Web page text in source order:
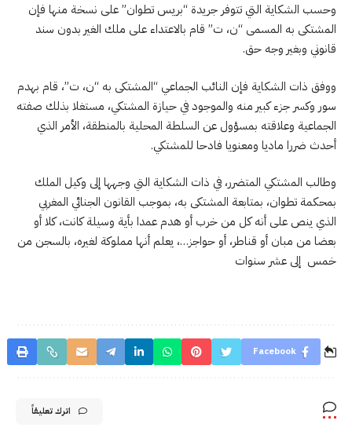
وحسب الشكاية التي تتوفر جريدة “بريس تطوان” على نسخة منها فإن
المشتكى به المسمى “ن، ت” قام بالاعتداء على ملك الغير بدون سند
قانوني وبغير وجه حق.
ووفق ذات الشكاية فإن النائب الجماعي “المشتكى به “ن، ت”، قام بهدم
سور وكسر جزء كبير منه والموجود في حيازة المشتكي، مستغلا بذلك صفته
الجماعية وعلاقته بمسؤول عن السلطة المحلية بالمنطقة، الأمر الذي
أحدث ضررا ماديا ومعنويا فادحا للمشتكي.
وطالب المشتكي المتضرر، في ذات الشكاية التي وجهها إلى وكيل الملك
بمحكمة تطوان، بمتابعة المشتكى به، بموجب القانون الجنائي المغربي
الذي ينص على أنه كل من خرب أو هدم عمدا بأية وسيلة كانت، كلا أو
بعضا من مبان أو قناطر، أو حواجز…، يعلم أنها مملوكة لغيره، بالسجن من
خمس إلى عشر سنوات
Facebook
اترك تعليقاً